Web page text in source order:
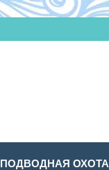
ПОДВОДНАЯ ОХОТА